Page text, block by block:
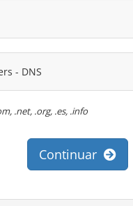
- DNS
.net, .org, .es, .info
Continuar